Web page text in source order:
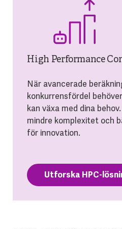
High Performance
När avancerade
konkurrensfördel
kan växa med dina
mindre komplexitet och
för innovation.
Utforska HPC-